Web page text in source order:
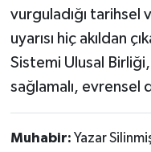
vurguladığı tarihsel
uyarısı hiç akıldan
Sistemi Ulusal Birliği,
sağlamalı, evrensel
Muhabir: Yazar